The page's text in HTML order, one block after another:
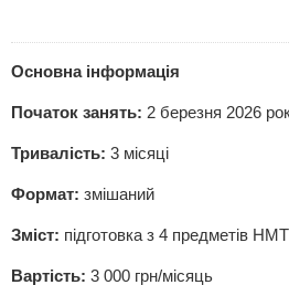
Основна інформація
Початок занять: 2 березня 2026
Тривалість: 3 місяці
Формат: змішаний
Зміст: підготовка з 4 предметів НМТ
Вартість: 3 000 грн/місяць